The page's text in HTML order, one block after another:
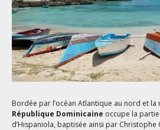
Bordée par l’océan Atlantique au nord et la
République Dominicaine occupe la
d’Hispaniola, baptisée ainsi par